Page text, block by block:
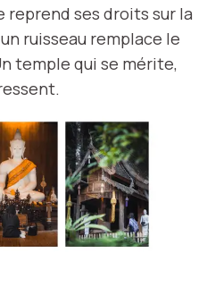
reprend ses droits sur la
ruisseau remplace le
temple qui se mérite,